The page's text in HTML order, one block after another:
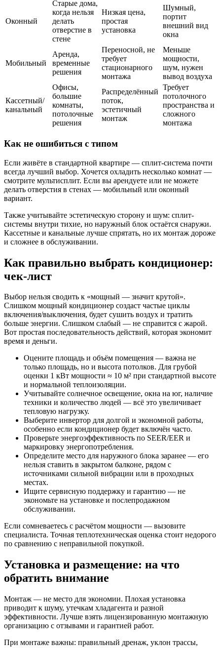
Оконный
Старые дома,
когда нельзя
делать
отверстие в
стене
Низкая цена,
простая
установка
Шумный,
портит
внешний вид
окна
Мобильный
Аренда,
временные
решения
Переносной, не
требует
стационарного
монтажа
Меньше
мощности,
шум, нужен
вывод воздуха
Кассетный/
канальный
Офисы,
большие
комнаты,
потолочные
решения
Распределённый
поток,
эстетичный
монтаж
Требует
потолочного
пространства и
сложного
монтажа
Как не ошибиться с типом
Если живёте в стандартной квартире — сплит-система почти
всегда лучший выбор. Хочется охладить несколько комнат —
смотрите мультисплит. Если вы арендуете или не можете
делать отверстия в стенах — мобильный или оконный
вариант.
Также учитывайте эстетическую сторону и шум: сплит-
системы внутри тихие, но наружный блок остаётся снаружи.
Кассетные и канальные лучше спрятать, но их монтаж дороже
и сложнее в обслуживании.
Как правильно выбрать кондиционер:
чек-лист
Выбор нельзя сводить к «мощный — значит крутой».
Слишком мощный кондиционер создаст частые циклы
включения/выключения, будет сушить воздух и тратить
больше энергии. Слишком слабый — не справится с жарой.
Вот простая последовательность действий, которая экономит
время и деньги.
Оцените площадь и объём помещения — важна не
только площадь, но и высота потолков. Для грубой
оценки 1 кВт мощности ≈ 10 м² при стандартной высоте
и нормальной теплоизоляции.
Учитывайте солнечное освещение, окна на юг, наличие
техники и количество людей — всё это увеличивает
тепловую нагрузку.
Выберите инвертор для долгой и экономной работы,
особенно если кондиционер будет включён часто.
Проверьте энергоэффективность по SEER/EER и
маркировку энергопотребления.
Определите место для наружного блока заранее — его
нельзя ставить в закрытом балконе, рядом с
источниками сильной вибрации или в проходных
местах.
Ищите сервисную поддержку и гарантию — не
экономьте на установке и послепродажном
обслуживании.
Если сомневаетесь с расчётом мощности — вызовите
специалиста. Точная теплотехническая оценка стоит недорого
по сравнению с неправильной покупкой.
Установка и размещение: на что
обратить внимание
Монтаж — не место для экономии. Плохая установка
приводит к шуму, утечкам хладагента и разной
эффективности. Лучше взять лицензированную монтажную
организацию с отзывами и гарантией работ.
При монтаже важны: правильный дренаж, уклон трассы,